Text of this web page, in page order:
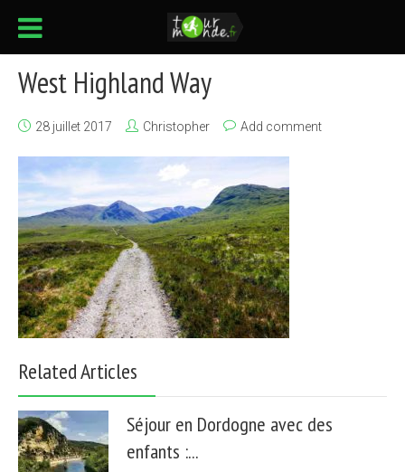
West Highland Way
28 juillet 2017 Christopher Add comment
Related Articles
Séjour en Dordogne avec des
enfants :...